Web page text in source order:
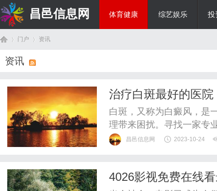
昌邑信息网 体育健康 综艺娱乐 投
门户 资讯
资讯
治疗白斑最好的医院
白斑，又称为白癜风，是
理带来困扰。寻找一家专
一些医院以其卓越的技术
们在白斑相关研究领域具
昌邑信息网 2023-10-24
4026影视免费在线